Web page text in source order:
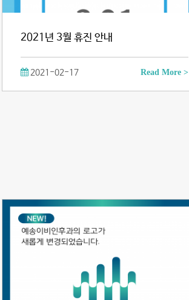
2021년 3월 휴진 안내
2021-02-17 Read More >